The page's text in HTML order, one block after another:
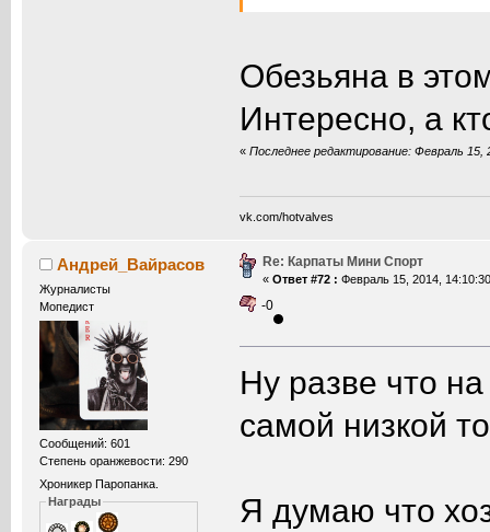
Обезьяна в
Интересно, а
«Последнее редактирование: Февраль 15,
vk.com/hotvalves
Андрей_Вайрасов
Журналисты
Мопедист
Сообщений: 601
Степень оранжевости: 290
Хроникер Паропанка.
Награды
Re: Карпаты Мини Спорт
« Ответ #72 : Февраль 15, 2014,
-0
Ну разве что
самой низкой
Я думаю что